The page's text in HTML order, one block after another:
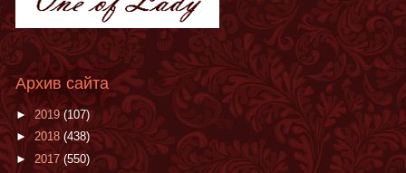
Архив сайта
► 2019 (107)
►2018 (438)
► 2017 (550)